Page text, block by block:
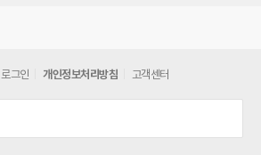
로그인 개인정보처리방침 고객센터